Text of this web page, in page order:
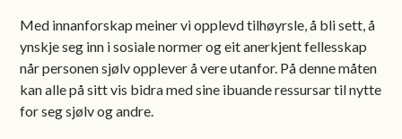
Med innanforskap meiner vi opplevd tilhøyrsle, å bli sett, å
ynskje seg inn i sosiale normer og eit anerkjent fellesskap
når personen sjølv opplever å vere utanfor. På denne måten
kan alle på sitt vis bidra med sine ibuande ressursar til nytte
for seg sjølv og andre.